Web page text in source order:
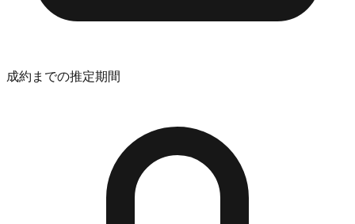
成約までの推定期間